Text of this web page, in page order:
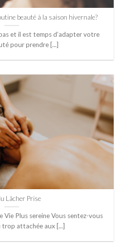
beauté à la saison hivernale?
et il est temps d’adapter votre
pour prendre [...]
Lâcher Prise
Vie Plus sereine Vous sentez-vous
trop attachée aux [...]